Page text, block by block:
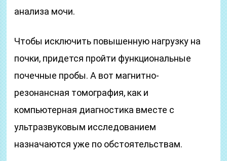
анализа мочи.
Чтобы исключить повышенную нагрузку на
почки, придется пройти функциональные
почечные пробы. А вот магнитно-
резонансная томография, как и
компьютерная диагностика вместе с
ультразвуковым исследованием
назначаются уже по обстоятельствам.